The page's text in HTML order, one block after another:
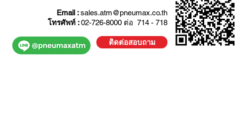
Email :sales.atm@pneumax.co.th
โทรศัพท์ :02-726-8000 ต่อ 714 - 718
ติดต่อสอบถาม